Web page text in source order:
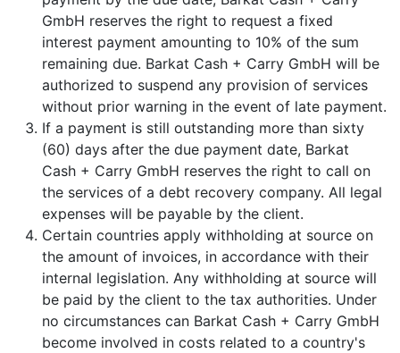
GmbH reserves the right to request a fixed
interest payment amounting to 10% of the sum
remaining due. Barkat Cash + Carry GmbH will be
authorized to suspend any provision of services
without prior warning in the event of late payment.
If a payment is still outstanding more than sixty
(60) days after the due payment date, Barkat
Cash + Carry GmbH reserves the right to call on
the services of a debt recovery company. All legal
expenses will be payable by the client.
Certain countries apply withholding at source on
the amount of invoices, in accordance with their
internal legislation. Any withholding at source will
be paid by the client to the tax authorities. Under
no circumstances can Barkat Cash + Carry GmbH
become involved in costs related to a country's